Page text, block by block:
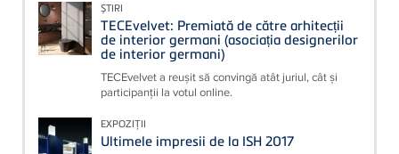
ȘTIRI
TECEvelvet: Premiată de către arhitecții
de interior germani (asociația designerilor
de interior germani)
TECEvelvet a reușit să convingă atât juriul, cât și
participanții la votul online.
EXPOZIȚII
Ultimele impresii de la ISH 2017